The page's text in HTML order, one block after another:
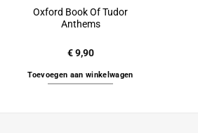
Oxford Book Of Tudor
Anthems
€9,90
Toevoegen aan winkelwagen